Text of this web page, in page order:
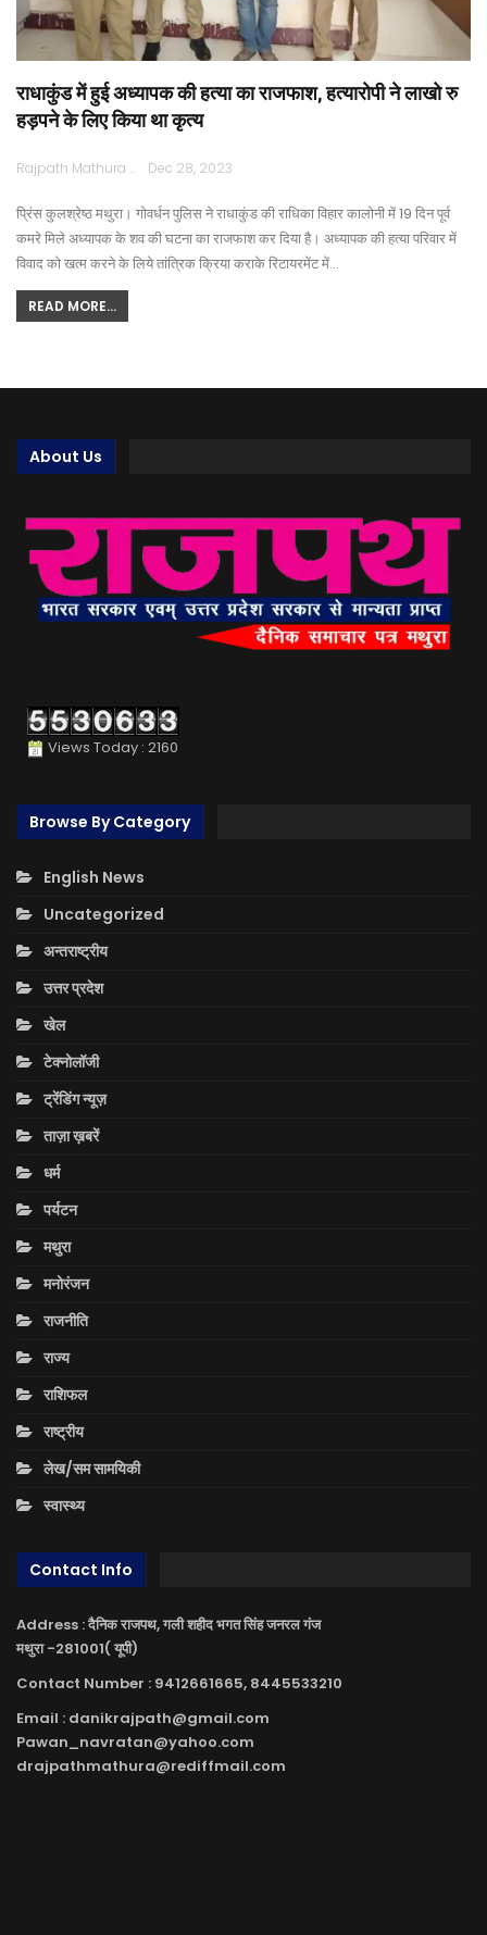
राधाकुंड में हुई अध्यापक की हत्या का राजफाश, हत्यारोपी ने लाखो रु
हड़पने के लिए किया था कृत्य
Rajpath Mathura Dec 28, 2023
प्रिंस कुलश्रेष्ठ मथुरा। गोवर्धन पुलिस ने राधाकुंड की राधिका विहार कालोनी में 19 दिन पूर्व
कमरे मिले अध्यापक के शव की घटना का राजफाश कर दिया है। अध्यापक की हत्या परिवार में
विवाद को खत्म करने के लिये तांत्रिक क्रिया कराके रिटायरमेंट में…
READ MORE...
About Us
Views Today : 2160
Browse By Category
English News
Uncategorized
अन्तराष्ट्रीय
उत्तर प्रदेश
खेल
टेक्नोलॉजी
ट्रेंडिंग न्यूज़
ताज़ा ख़बरें
धर्म
पर्यटन
मथुरा
मनोरंजन
राजनीति
राज्य
राशिफल
राष्ट्रीय
लेख/सम सामयिकी
स्वास्थ्य
Contact Info
Address : दैनिक राजपथ, गली शहीद भगत सिंह जनरल गंज
मथुरा -281001( यूपी)
Contact Number : 9412661665, 8445533210
Email : danikrajpath@gmail.com
Pawan_navratan@yahoo.com
drajpathmathura@rediffmail.com